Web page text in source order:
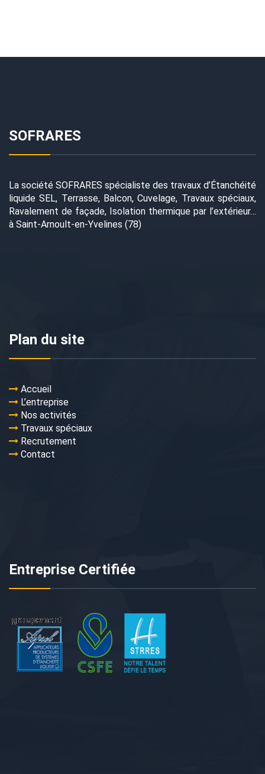
SOFRARES
La société SOFRARES spécialiste des travaux d’Étanchéité
liquide SEL, Terrasse, Balcon, Cuvelage, Travaux spéciaux,
Ravalement de façade, Isolation thermique par l’extérieur…
à Saint-Arnoult-en-Yvelines (78)
Plan du site
Accueil
L’entreprise
Nos activités
Travaux spéciaux
Recrutement
Contact
Entreprise Certifiée